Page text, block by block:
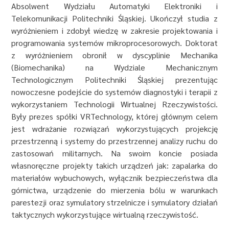
Absolwent Wydziału Automatyki Elektroniki i
Telekomunikacji Politechniki Śląskiej. Ukończył studia z
wyróżnieniem i zdobył wiedzę w zakresie projektowania i
programowania systemów mikroprocesorowych. Doktorat
z wyróżnieniem obronił w dyscyplinie Mechanika
(Biomechanika) na Wydziale Mechanicznym
Technologicznym Politechniki Śląskiej prezentując
nowoczesne podejście do systemów diagnostyki i terapii z
wykorzystaniem Technologii Wirtualnej Rzeczywistości.
Były prezes spółki VRTechnology, której głównym celem
jest wdrażanie rozwiązań wykorzystujących projekcję
przestrzenną i systemy do przestrzennej analizy ruchu do
zastosowań militarnych. Na swoim koncie posiada
własnoręczne projekty takich urządzeń jak: zapalarka do
materiałów wybuchowych, wyłącznik bezpieczeństwa dla
górnictwa, urządzenie do mierzenia bólu w warunkach
parestezji oraz symulatory strzelnicze i symulatory działań
taktycznych wykorzystujące wirtualną rzeczywistość.